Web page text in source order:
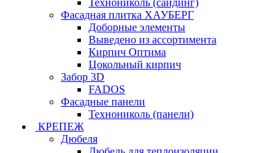
Технониколь (сайдинг)
Фасадная плитка ХАУБЕРГ
Доборные элементы
Выведено из ассортимента
Кирпич Оптима
Цокольный кирпич
Забор 3D
FADOS
Фасадные панели
Технониколь (панели)
КРЕПЕЖ
Дюбеля